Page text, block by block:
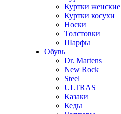
Куртки женские
Куртки косухи
Носки
Толстовки
Шарфы
Обувь
Dr. Martens
New Rock
Steel
ULTRAS
Казаки
Кеды